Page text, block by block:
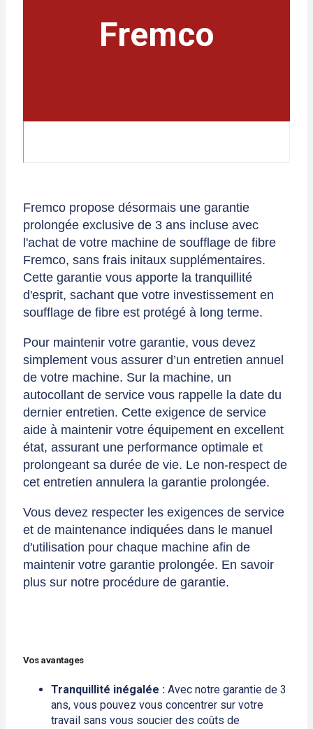
Fremco
Fremco propose désormais une garantie
prolongée exclusive de 3 ans incluse avec
l'achat de votre machine de soufflage de fibre
Fremco, sans frais initaux supplémentaires.
Cette garantie vous apporte la tranquillité
d'esprit, sachant que votre investissement en
soufflage de fibre est protégé à long terme.
Pour maintenir votre garantie, vous devez
simplement vous assurer d’un entretien annuel
de votre machine. Sur la machine, un
autocollant de service vous rappelle la date du
dernier entretien. Cette exigence de service
aide à maintenir votre équipement en excellent
état, assurant une performance optimale et
prolongeant sa durée de vie. Le non-respect de
cet entretien annulera la garantie prolongée.
Vous devez respecter les exigences de service
et de maintenance indiquées dans le manuel
d'utilisation pour chaque machine afin de
maintenir votre garantie prolongée. En savoir
plus sur notre procédure de garantie.
Vos avantages
Tranquillité inégalée :Avec notre garantie de 3
ans, vous pouvez vous concentrer sur votre
travail sans vous soucier des coûts de